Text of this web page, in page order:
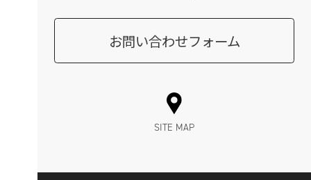
お問い合わせフォーム
SITE MAP